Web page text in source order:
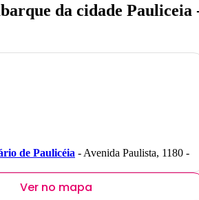
da cidade Pauliceia
de Paulicéia - Avenida Paulista, 1180 -
Ver no mapa